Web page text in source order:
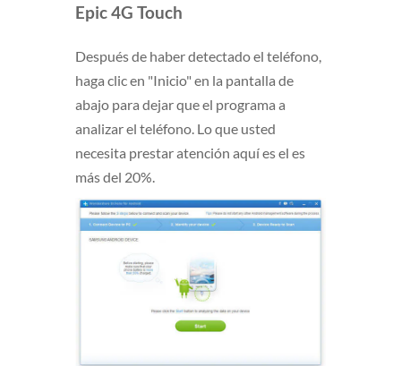
Epic 4G Touch
Después de haber detectado el teléfono,
haga clic en "Inicio" en la pantalla de
abajo para dejar que el programa a
analizar el teléfono. Lo que usted
necesita prestar atención aquí es el es
más del 20%.